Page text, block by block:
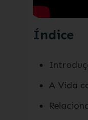
Índice
A Vida